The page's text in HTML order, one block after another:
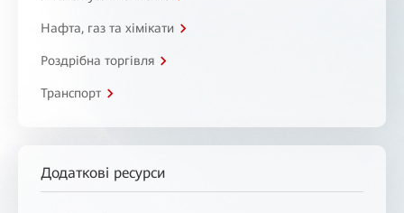
Нафта, газ та хімікати
Роздрібна торгівля
Транспорт
Додаткові ресурси